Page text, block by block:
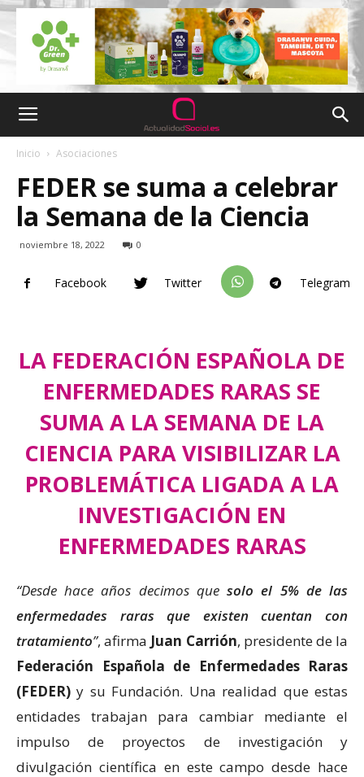
Inicio Asociaciones
FEDER se suma a celebrar
la Semana de la Ciencia
noviembre 18, 2022 0
Facebook Twitter Telegram
LA FEDERACIÓN ESPAÑOLA DE
ENFERMEDADES RARAS SE
SUMA A LA SEMANA DE LA
CIENCIA PARA VISIBILIZAR LA
PROBLEMÁTICA LIGADA A LA
INVESTIGACIÓN EN
ENFERMEDADES RARAS
“Desde hace años decimos quesolo el 5% de las
enfermedades raras que existen cuentan con
tratamiento”, afirma Juan Carrión, presidente de la
Federación Española de Enfermedades Raras
(FEDER) y su Fundación. Una realidad que estas
entidades trabajan para cambiar mediante el
impulso de proyectos de investigación y
divulgación científica en este campo desde hace